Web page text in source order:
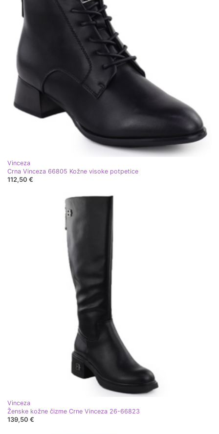
Vinceza
Crna Vinceza 66805 Kožne visoke potpetice
112,50 €
Vinceza
Ženske kožne čizme Crne Vinceza 26-66823
139,50 €